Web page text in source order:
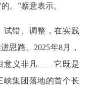
。”蔡意表示。
试错、调整，在实践
思路。2025年8月，
意义非凡——它既是
峡集团落地的首个长